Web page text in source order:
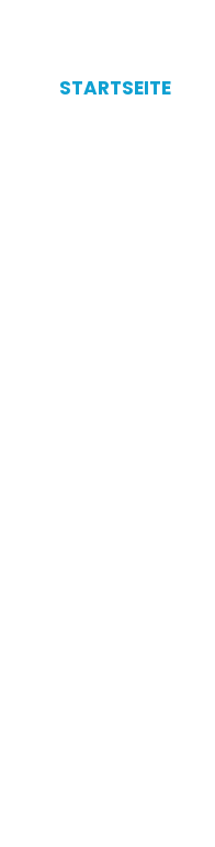
STARTSEITE